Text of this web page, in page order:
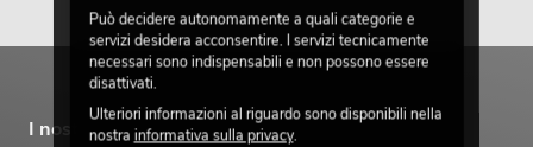
I nostri marchi
Può decidere autonomamente a quali categorie e
servizi desidera acconsentire. I servizi tecnicamente
necessari sono indispensabili e non possono essere
disattivati.
Ulteriori informazioni al riguardo sono disponibili nella
nostra informativa sulla privacy.